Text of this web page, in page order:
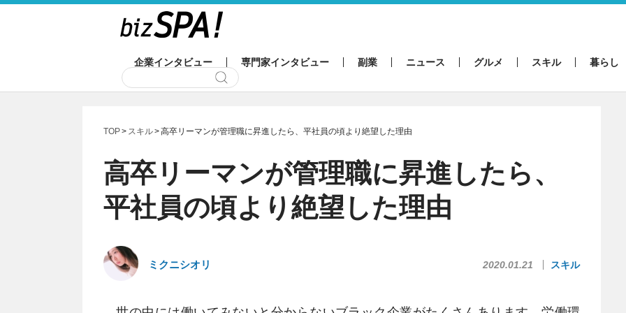
企業インタビュー 専門家インタビュー 副業 ニュース グルメ スキル 暮らし
TOP スキル 高卒リーマンが管理職に昇進したら、平社員の頃より絶望した理由
高卒リーマンが管理職に昇進したら、
平社員の頃より絶望した理由
ミクニシオリ 2020.01.21 スキル